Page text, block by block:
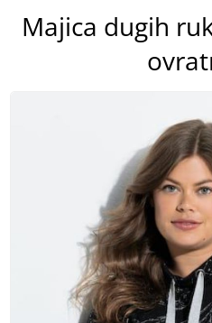
Majica dugih